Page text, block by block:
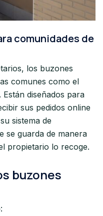
comunidades de
los buzones
comunes como el
diseñados para
sus pedidos online
sistema de
se guarda de manera
propietario lo recoge.
buzones